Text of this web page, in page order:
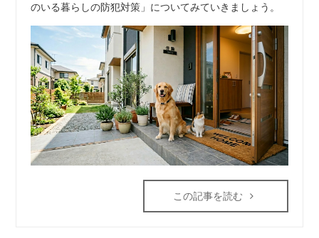
のいる暮らしの防犯対策」についてみていきましょう。
この記事を読む